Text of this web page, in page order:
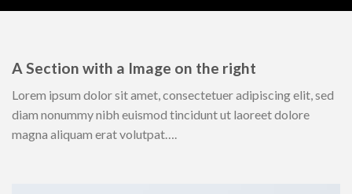
A Section with a Image on the right
Lorem ipsum dolor sit amet, consectetuer adipiscing elit, sed
diam nonummy nibh euismod tincidunt ut laoreet dolore
magna aliquam erat volutpat….